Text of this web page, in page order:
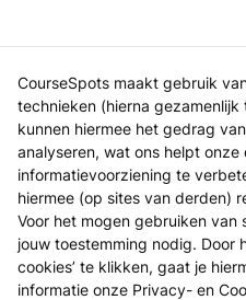
CourseSpots maakt gebruik
technieken (hierna
kunnen hiermee het gedrag
analyseren, wat ons helpt onze
informatievoorziening te
hiermee (op sites van derden)
Voor het mogen gebruiken van
jouw toestemming nodig. Door
cookies’ te klikken, gaat je
informatie onze Privacy- en